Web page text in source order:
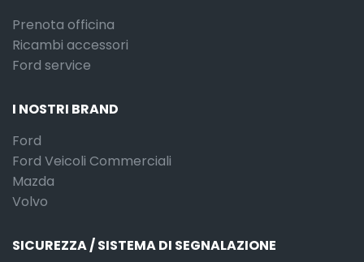
Prenota officina
Ricambi accessori
Ford service
I NOSTRI BRAND
Ford
Ford Veicoli Commerciali
Mazda
Volvo
SICUREZZA / SISTEMA DI SEGNALAZIONE